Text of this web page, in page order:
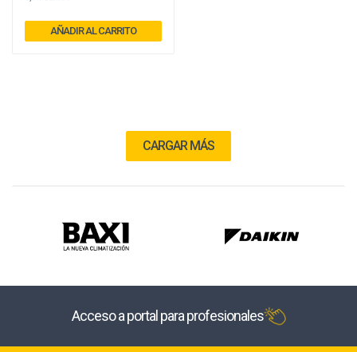
AÑADIR AL CARRITO
CARGAR MÁS
Acceso a portal para profesionales